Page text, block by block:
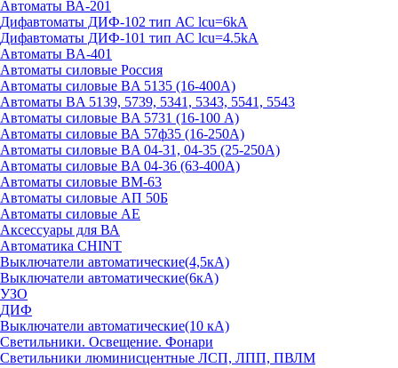
Автоматы ВА-201
Дифавтоматы ДИФ-102 тип АС lcu=6kA
Дифавтоматы ДИФ-101 тип АС lcu=4.5kA
Автоматы BA-401
Автоматы силовые Россия
Автоматы силовые BA 5135 (16-400А)
Автоматы BA 5139, 5739, 5341, 5343, 5541, 5543
Автоматы силовые BA 5731 (16-100 А)
Автоматы силовые ВА 57ф35 (16-250А)
Автоматы силовые BA 04-31, 04-35 (25-250А)
Автоматы силовые BA 04-36 (63-400А)
Автоматы силовые ВМ-63
Автоматы силовые АП 50Б
Автоматы силовые АЕ
Аксессуары для ВА
Автоматика CHINT
Выключатели автоматические(4,5кА)
Выключатели автоматические(6кА)
УЗО
ДИФ
Выключатели автоматические(10 кА)
Светильники. Освещение. Фонари
Светильники люминисцентные ЛСП, ЛПП, ПВЛМ